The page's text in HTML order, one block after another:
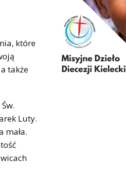
które
także
Luty.
mała.